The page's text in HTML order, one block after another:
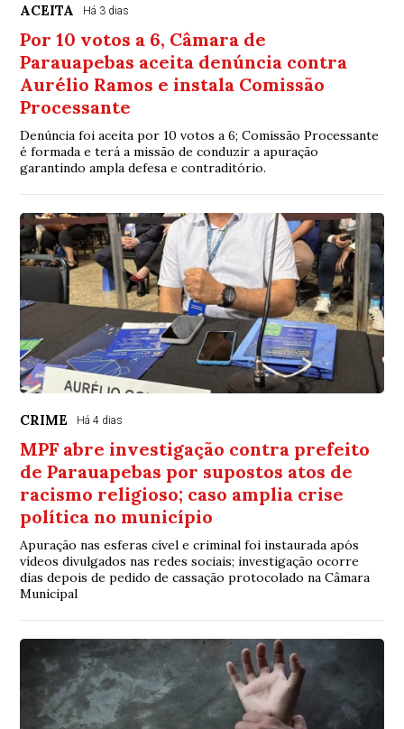
ACEITA Há 3 dias
Por 10 votos a 6, Câmara de
Parauapebas aceita denúncia contra
Aurélio Ramos e instala Comissão
Processante
Denúncia foi aceita por 10 votos a 6; Comissão Processante
é formada e terá a missão de conduzir a apuração
garantindo ampla defesa e contraditório.
CRIME Há 4 dias
MPF abre investigação contra prefeito
de Parauapebas por supostos atos de
racismo religioso; caso amplia crise
política no município
Apuração nas esferas cível e criminal foi instaurada após
vídeos divulgados nas redes sociais; investigação ocorre
dias depois de pedido de cassação protocolado na Câmara
Municipal